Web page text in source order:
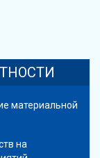
материальной
на